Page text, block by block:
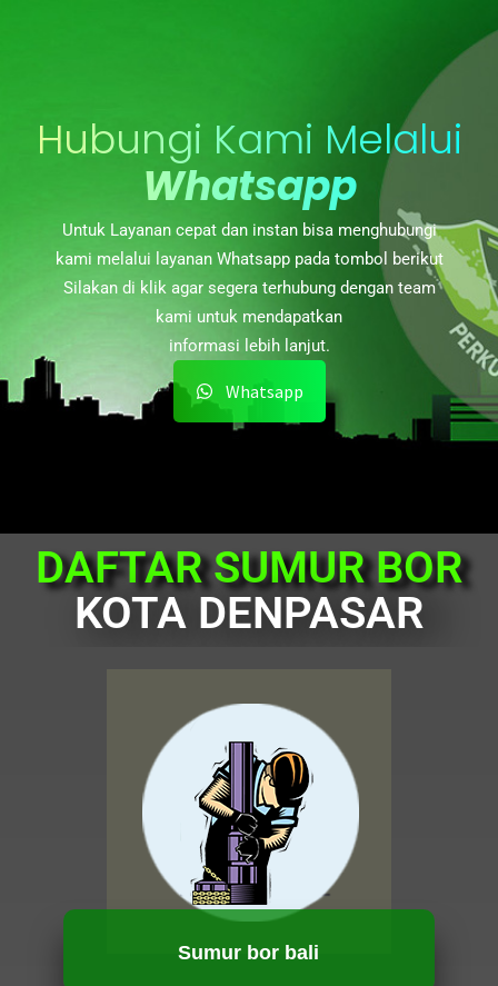
Hubungi Kami Melalui
Whatsapp
Untuk Layanan cepat dan instan bisa menghubungi
kami melalui layanan Whatsapp pada tombol berikut
Silakan di klik agar segera terhubung dengan team
kami untuk mendapatkan
informasi lebih lanjut.
Whatsapp
DAFTAR SUMUR BOR
KOTA DENPASAR
Sumur bor bali